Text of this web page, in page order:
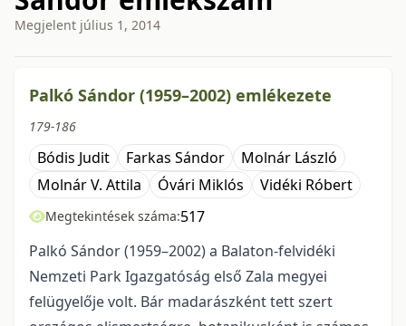
Megjelent július 1, 2014
Palkó Sándor (1959–2002) emlékezete
179-186
Bódis Judit Farkas Sándor
Molnár László
Molnár V. Attila
Óvári Miklós Vidéki Róbert
Megtekintések száma:517
Palkó Sándor (1959–2002) a Balaton-felvidéki
Nemzeti Park Igazgatóság első Zala megyei
felügyelője volt. Bár madarászként tett szert